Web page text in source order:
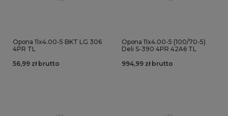
Opona 11x4.00-5 BKT LG 306
4PR TL
56,99 zł brutto
Opona 11x4.00-5 (100/70-5)
Deli S-390 4PR 42A6 TL
994,99 zł brutto